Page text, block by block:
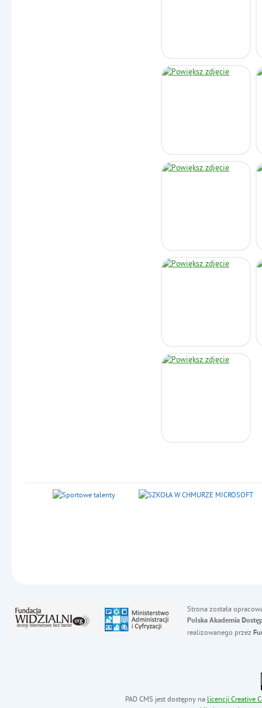
Strona została
Polska Akademia
realizowanego przez
PAD CMS jest dostępny na licencji Creative